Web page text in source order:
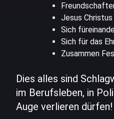
Jesus Christus
Sich
Sich für das
Zusammen
Dies alles sind
im Berufsleben, in
Auge verlieren dürfen!